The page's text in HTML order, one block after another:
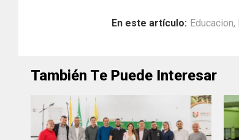
En este artículo: Educacion,
También Te Puede Interesar